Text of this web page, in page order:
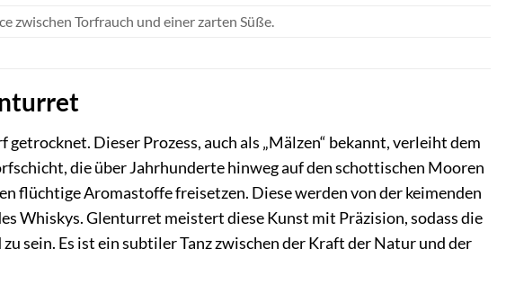
zwischen Torfrauch und einer zarten Süße.
Dieser Prozess, auch als „Mälzen“ bekannt, verleiht dem
die über Jahrhunderte hinweg auf den schottischen Mooren
flüchtige Aromastoffe freisetzen. Diese werden von der keimenden
Whiskys. Glenturret meistert diese Kunst mit Präzision, sodass die
sein. Es ist ein subtiler Tanz zwischen der Kraft der Natur und der